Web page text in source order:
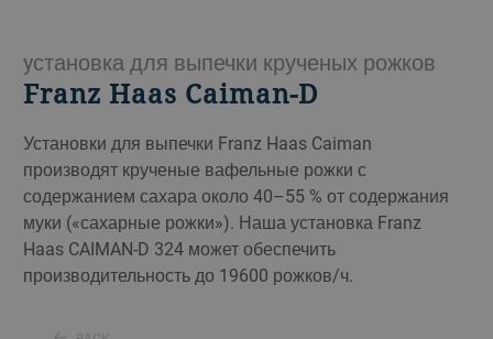
yстановка для выпечки крученых рожков
Franz Haas Caiman-D
Установки для выпечки Franz Haas Caiman
производят крученые вафельные рожки с
содержанием сахара около 40–55 % от содержания
муки («сахарные рожки»). Наша установка Franz
Haas CAIMAN-D 324 может обеспечить
производительность до 19600 рожков/ч.